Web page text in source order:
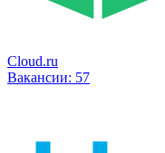
Cloud.ru
Вакансии: 57